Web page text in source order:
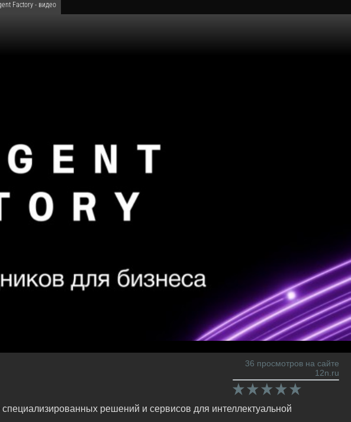
Factory - видео
36 просмотров на сайте
12n.ru
решений и сервисов для интеллектуальной